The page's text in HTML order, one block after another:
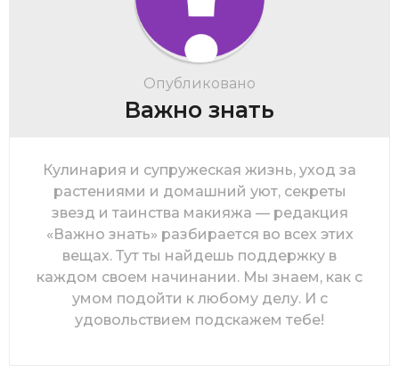
Опубликовано
Важно знать
Кулинария и супружеская жизнь, уход за
растениями и домашний уют, секреты
звезд и таинства макияжа — редакция
«Важно знать» разбирается во всех этих
вещах. Тут ты найдешь поддержку в
каждом своем начинании. Мы знаем, как с
умом подойти к любому делу. И с
удовольствием подскажем тебе!